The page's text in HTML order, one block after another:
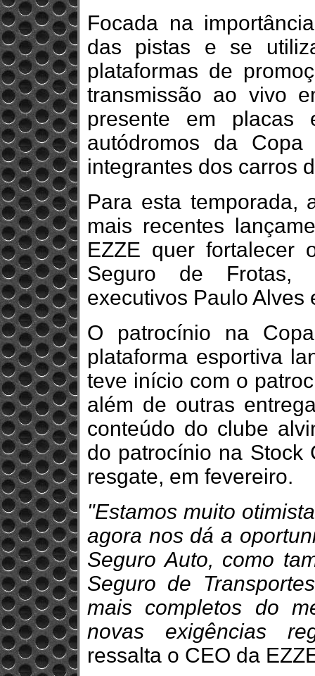
Focada na
das pistas e se
plataformas de
transmissão ao vivo
presente em placas
autódromos da
integrantes dos carros
Para esta temporada,
mais recentes
EZZE quer fortalecer
Seguro de Frotas,
executivos Paulo Alves
O patrocínio na
plataforma esportiva
teve início com o
além de outras
conteúdo do clube
do patrocínio na Stock
resgate, em fevereiro.
"Estamos muito
agora nos dá a
Seguro Auto, como
Seguro de
mais completos do
novas exigências
ressalta o CEO da